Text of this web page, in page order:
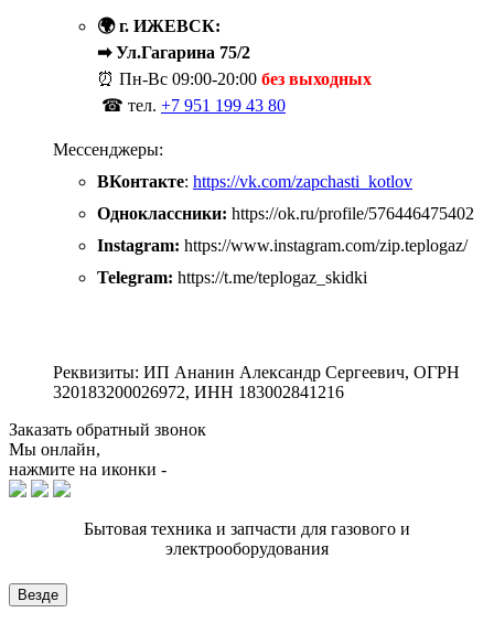
🌍 г. ИЖЕВСК:
➡ Ул.Гагарина 75/2
⏰ Пн-Вс 09:00-20:00 без выходных
☎ тел. +7 951 199 43 80
Мессенджеры:
ВКонтакте: https://vk.com/zapchasti_kotlov
Одноклассники: https://ok.ru/profile/576446475402
Instagram: https://www.instagram.com/zip.teplogaz/
Telegram: https://t.me/teplogaz_skidki
Реквизиты: ИП Ананин Александр Сергеевич, ОГРН
320183200026972, ИНН 183002841216
Заказать обратный звонок
Мы онлайн,
нажмите на иконки -
Бытовая техника и запчасти для газового и
электрооборудования
Везде